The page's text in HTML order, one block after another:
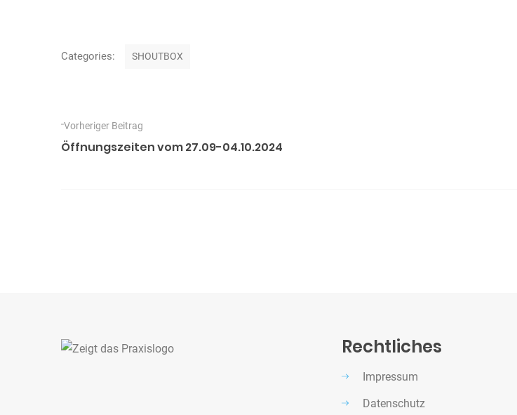
Categories:
g
o
SHOUTBOX
B
e
i
a
Vorheriger Beitrag
Öffnungszeiten vom 27.09-04.10.2024
Rechtliches
Impressum
Datenschutz